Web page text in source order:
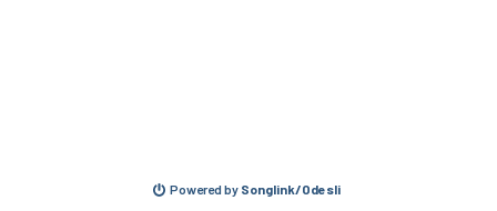
Powered by Songlink/Odesli